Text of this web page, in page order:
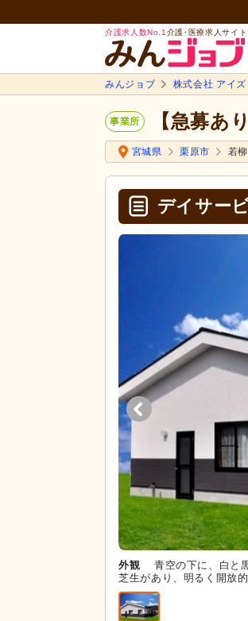
介護求人数No.1 介護･医療求人サイト
みんジョブ 株式会社 アイズ
事業所 【急募あ
宮城県 栗原市 若
デイサー
外観
青空の下に、白と
芝生があり、明るく開放的